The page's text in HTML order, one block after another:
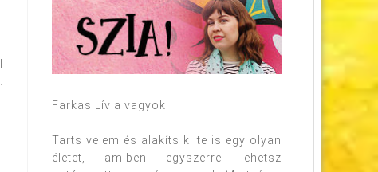
Farkas Lívia vagyok.
Tarts velem és alakíts ki te is egy olyan
életet, amiben egyszerre lehetsz